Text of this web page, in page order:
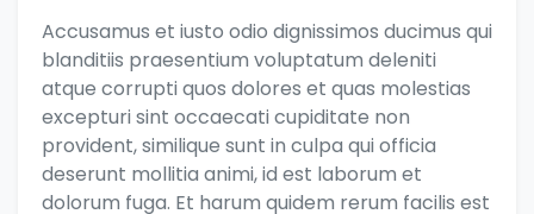
Accusamus et iusto odio dignissimos ducimus qui
blanditiis praesentium voluptatum deleniti
atque corrupti quos dolores et quas molestias
excepturi sint occaecati cupiditate non
provident, similique sunt in culpa qui officia
deserunt mollitia animi, id est laborum et
dolorum fuga. Et harum quidem rerum facilis est